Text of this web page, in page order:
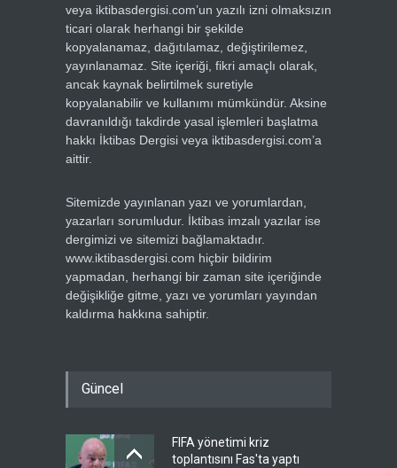
veya iktibasdergisi.com’un yazılı izni olmaksızın
ticari olarak herhangi bir şekilde
kopyalanamaz, dağıtılamaz, değiştirilemez,
yayınlanamaz. Site içeriği, fikri amaçlı olarak,
ancak kaynak belirtilmek suretiyle
kopyalanabilir ve kullanımı mümkündür. Aksine
davranıldığı takdirde yasal işlemleri başlatma
hakkı İktibas Dergisi veya iktibasdergisi.com’a
aittir.
Sitemizde yayınlanan yazı ve yorumlardan,
yazarları sorumludur. İktibas imzalı yazılar ise
dergimizi ve sitemizi bağlamaktadır.
www.iktibasdergisi.com hiçbir bildirim
yapmadan, herhangi bir zaman site içeriğinde
değişikliğe gitme, yazı ve yorumları yayından
kaldırma hakkına sahiptir.
Güncel
FIFA yönetimi kriz
toplantısını Fas'ta yaptı